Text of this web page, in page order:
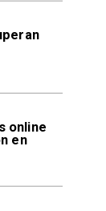
online
en